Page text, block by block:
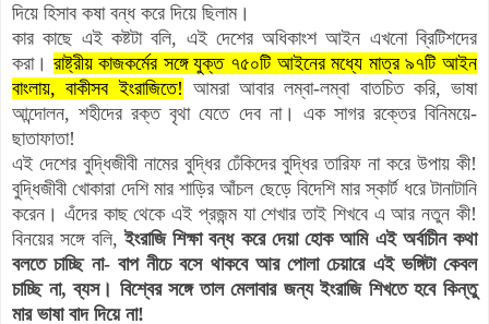
দিয়ে হিসাব কষা বন্ধ করে দিয়ে ছিলাম।
কার কাছে এই কষ্টটা বলি, এই দেশের অধিকাংশ আইন এখনো ব্রিটিশদের
করা। রাষ্ট্রীয় কাজকর্মের সঙ্গে যুক্ত ৭৫০টি আইনের মধ্যে মাত্র ৯৭টি আইন
বাংলায়, বাকীসব ইংরাজিতে! আমরা আবারলম্বা-লম্বা বাতচিত করি, ভাষা
আন্দোলন, শহীদের রক্ত বৃথা যেতে দেব না। এক সাগর রক্তের বিনিময়ে-
ছাতাফাতা!
এই দেশের বুদ্ধিজীবী নামের বুদ্ধির ঢেঁকিদের বুদ্ধির তারিফ না করে উপায় কী!
বুদ্ধিজীবী খোকারা দেশি মার শাড়ির আঁচল ছেড়ে বিদেশি মার স্কার্ট ধরে টানাটানি
করেন। এঁদের কাছ থেকে এই প্রজন্ম যা শেখার তাই শিখবে এ আর নতুন কী!
বিনয়ের সঙ্গে বলি, ইংরাজি শিক্ষা বন্ধ করে দেয়া হোক আমি এই অর্বাচীন কথা
বলতে চাচ্ছি না- বাপ নীচে বসে থাকবে আর পোলা চেয়ারে এই ভঙ্গিটা কেবল
চাচ্ছি না, ব্যস। বিশ্বের সঙ্গে তাল মেলাবার জন্য ইংরাজি শিখতে হবে কিন্তু
মার ভাষা বাদ দিয়ে না!